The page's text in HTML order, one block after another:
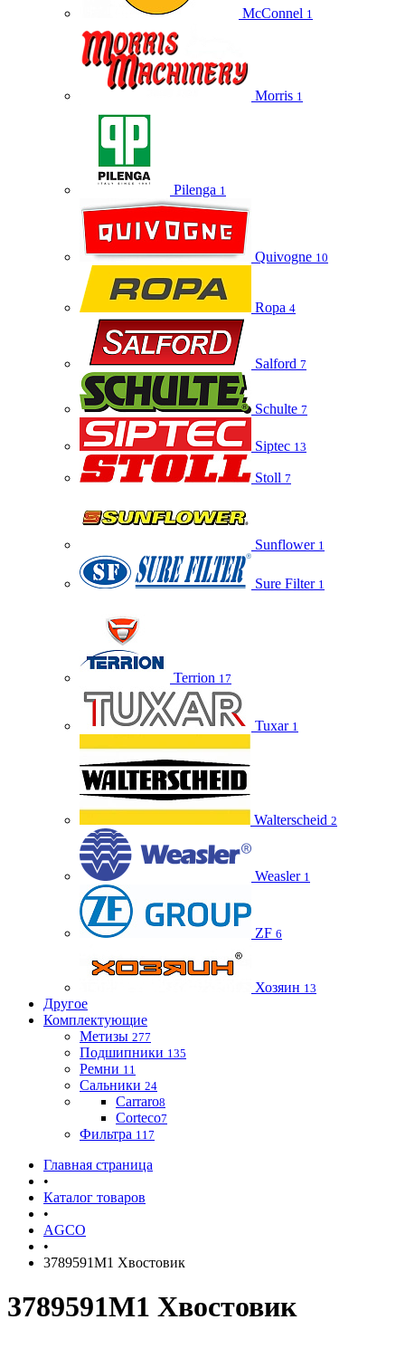
McConnel 1
Morris 1
Pilenga 1
Quivogne 10
Ropa 4
Salford 7
Schulte 7
Siptec 13
Stoll 7
Sunflower 1
Sure Filter 1
Terrion 17
Tuxar 1
Walterscheid 2
Weasler 1
ZF 6
Хозяин 13
Другое
Комплектующие
Метизы 277
Подшипники 135
Ремни 11
Сальники 24
Carraro8
Corteco7
Фильтра 117
Главная страница
•
Каталог товаров
•
AGCO
•
3789591M1 Хвостовик
3789591M1 Хвостовик